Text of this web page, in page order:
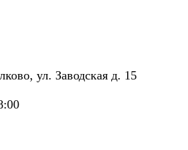
ул. Заводская д. 15